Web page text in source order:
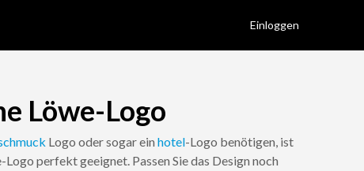
Einloggen
Löwe-Logo
Logo oder sogar ein hotel-Logo benötigen, ist
perfekt geeignet. Passen Sie das Design noch